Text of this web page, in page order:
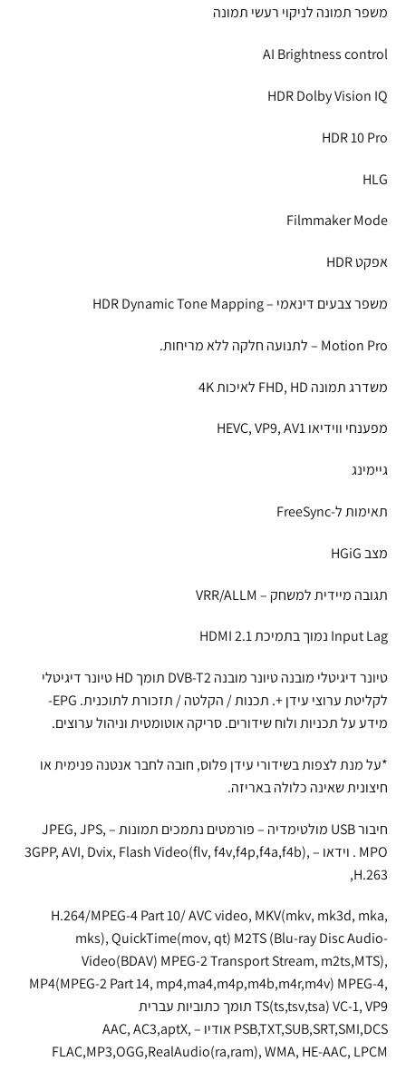
משפר תמונה לניקוי רעשי תמונה
AI Brightness control
HDR Dolby Vision IQ
HDR 10 Pro
HLG
Filmmaker Mode
אפקט HDR
משפר צבעים דינאמי – HDR Dynamic Tone Mapping
Motion Pro – לתנועה חלקה ללא מריחות.
משדרג תמונה FHD, HD לאיכות 4K
מפענחי ווידיאו HEVC, VP9, AV1
גיימינג
תאימות ל-FreeSync
מצב HGiG
תגובה מיידית למשחק – VRR/ALLM
Input Lag נמוך בתמיכת HDMI 2.1
טיונר דיגיטלי מובנה טיונר מובנה DVB-T2 תומך HD טיונר דיגיטלי
לקליטת ערוצי עידן +. תכנות / הקלטה / תזכורת לתוכנית. EPG-
מידע על תכניות ולוח שידורים. סריקה אוטומטית וניהול ערוצים.
*על מנת לצפות בשידורי עידן פלוס, חובה לחבר אנטנה פנימית או
חיצונית שאינה כלולה באריזה.
חיבור USB מולטימדיה – פורמטים נתמכים תמונות – JPEG, JPS,
MPO . וידאו – 3GPP, AVI, Dvix, Flash Video(flv, f4v,f4p,f4a,f4b),
H.263,
H.264/MPEG-4 Part 10/ AVC video, MKV(mkv, mk3d, mka,
mks), QuickTime(mov, qt) M2TS (Blu-ray Disc Audio-
Video(BDAV) MPEG-2 Transport Stream, m2ts,MTS),
MP4(MPEG-2 Part 14, mp4,ma4,m4p,m4b,m4r,m4v) MPEG-4,
TS(ts,tsv,tsa) VC-1, VP9 תומך כתוביות עברית
PSB,TXT,SUB,SRT,SMI,DCS אודיו – AAC, AC3,aptX,
FLAC,MP3,OGG,RealAudio(ra,ram), WMA, HE-AAC, LPCM